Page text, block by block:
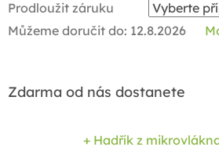
Prodloužit záruku
Můžeme doručit do: 12.8.2026
Zdarma od nás dostanete
+ Hadřík z